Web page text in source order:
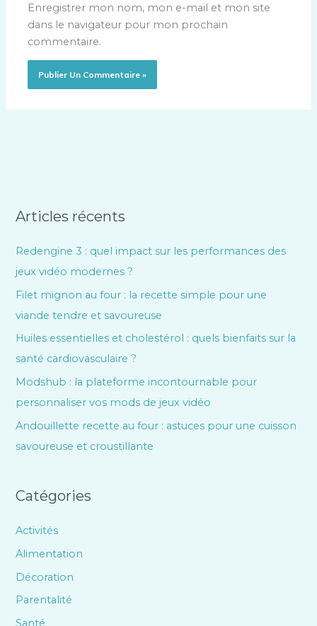
Enregistrer mon nom, mon e-mail et mon site
dans le navigateur pour mon prochain
commentaire.
Articles récents
Redengine 3 : quel impact sur les performances des
jeux vidéo modernes ?
Filet mignon au four : la recette simple pour une
viande tendre et savoureuse
Huiles essentielles et cholestérol : quels bienfaits sur la
santé cardiovasculaire ?
Modshub : la plateforme incontournable pour
personnaliser vos mods de jeux vidéo
Andouillette recette au four : astuces pour une cuisson
savoureuse et croustillante
Catégories
Activités
Alimentation
Décoration
Parentalité
Santé